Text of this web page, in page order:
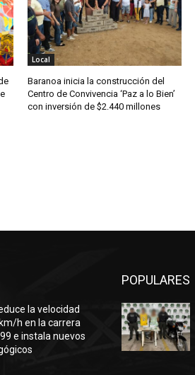
Local
Baranoa inicia la construcción del
Centro de Convivencia ‘Paz a lo Bien’
con inversión de $2.440 millones
la velocidad
h en la carrera
e instala nuevos
POPULARES